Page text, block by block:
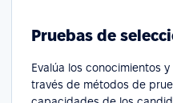
Pruebas de
Evalúa los conocimientos
través de métodos de